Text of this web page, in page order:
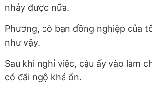
nhảy được nữa.
Phương, cô bạn đồng nghiệp của
như vậy.
Sau khi nghỉ việc, cậu ấy vào làm
có đãi ngộ khá ổn.